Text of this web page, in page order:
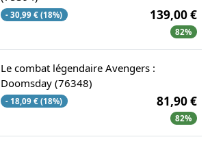
- 30,99 € (18%) 139,00 €
82%
Le combat légendaire Avengers :
Doomsday (76348)
- 18,09 € (18%) 81,90 €
82%